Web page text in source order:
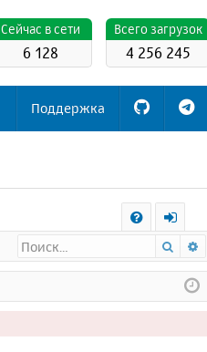
Всего загрузок
4 256 245
Cейчас в сети
6 128
Поддержка
Q
х
о
д
Поиск